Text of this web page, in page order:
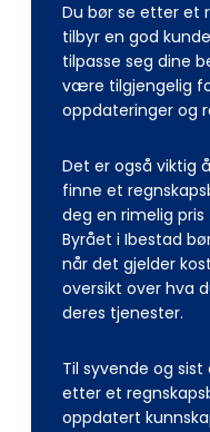
Du bør se etter et
tilbyr en god
tilpasse seg dine
være tilgjengelig
oppdateringer og
Det er også viktig
finne et
deg en rimelig
Byrået i Ibestad
når det gjelder
oversikt over hva
deres tjenester.
Til syvende og
etter et
oppdatert